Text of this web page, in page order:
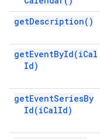
getDescription( )
getEventById(iCal
Id)
getEventSeriesBy
Id(iCalId)